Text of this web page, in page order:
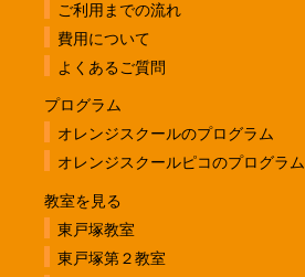
ご利用までの流れ
費用について
よくあるご質問
プログラム
オレンジスクールのプログラム
オレンジスクールピコのプログラム
教室を見る
東戸塚教室
東戸塚第２教室